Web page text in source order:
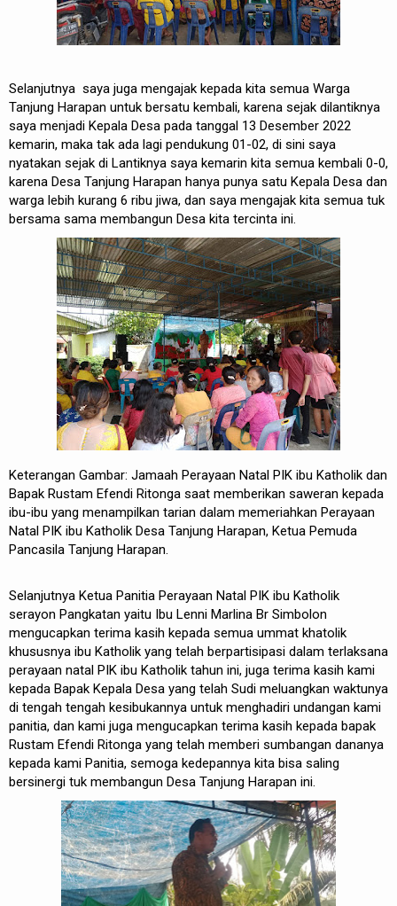
Selanjutnya saya juga mengajak kepada kita semua Warga
Tanjung Harapan untuk bersatu kembali, karena sejak dilantiknya
saya menjadi Kepala Desa pada tanggal 13 Desember 2022
kemarin, maka tak ada lagi pendukung 01-02, di sini saya
nyatakan sejak di Lantiknya saya kemarin kita semua kembali 0-0,
karena Desa Tanjung Harapan hanya punya satu Kepala Desa dan
warga lebih kurang 6 ribu jiwa, dan saya mengajak kita semua tuk
bersama sama membangun Desa kita tercinta ini.
Keterangan Gambar: Jamaah Perayaan Natal PIK ibu Katholik dan
Bapak Rustam Efendi Ritonga saat memberikan saweran kepada
ibu-ibu yang menampilkan tarian dalam memeriahkan Perayaan
Natal PIK ibu Katholik Desa Tanjung Harapan, Ketua Pemuda
Pancasila Tanjung Harapan.
Selanjutnya Ketua Panitia Perayaan Natal PIK ibu Katholik
serayon Pangkatan yaitu Ibu Lenni Marlina Br Simbolon
mengucapkan terima kasih kepada semua ummat khatolik
khususnya ibu Katholik yang telah berpartisipasi dalam terlaksana
perayaan natal PIK ibu Katholik tahun ini, juga terima kasih kami
kepada Bapak Kepala Desa yang telah Sudi meluangkan waktunya
di tengah tengah kesibukannya untuk menghadiri undangan kami
panitia, dan kami juga mengucapkan terima kasih kepada bapak
Rustam Efendi Ritonga yang telah memberi sumbangan dananya
kepada kami Panitia, semoga kedepannya kita bisa saling
bersinergi tuk membangun Desa Tanjung Harapan ini.